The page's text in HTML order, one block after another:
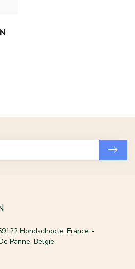
Hondschoote, France -
Panne, België